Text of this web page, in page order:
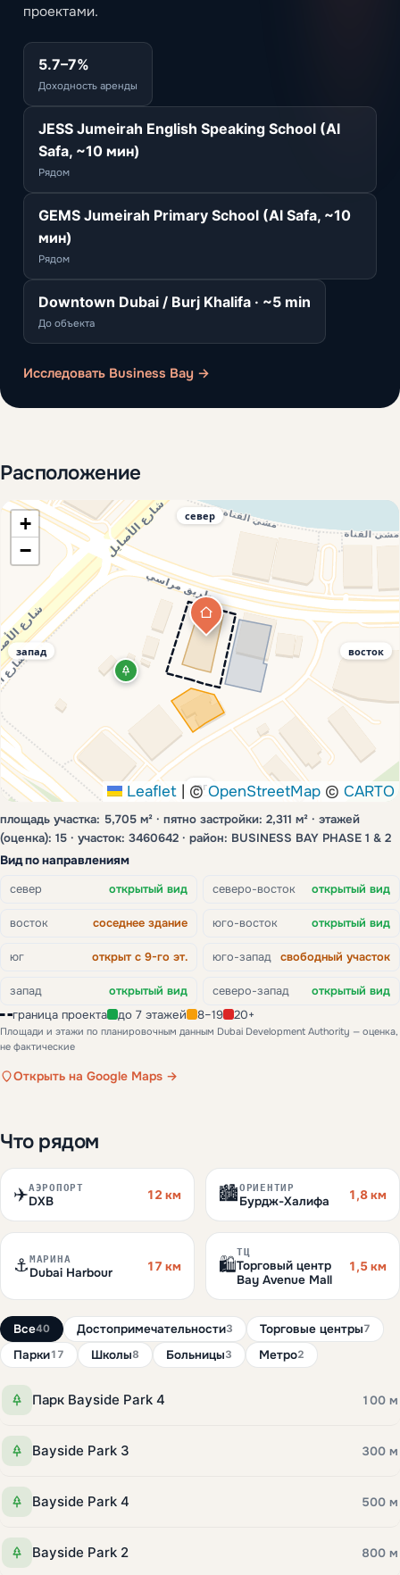
проектами.
5.7–7%
Доходность аренды
JESS Jumeirah English Speaking School (Al
Safa, ~10 мин)
Рядом
GEMS Jumeirah Primary School (Al Safa, ~10
мин)
Рядом
Downtown Dubai / Burj Khalifa · ~5 min
До объекта
Исследовать Business Bay →
Расположение
+
−
Leaflet | ©OpenStreetMap © CARTO
север
юг
восток
запад
площадь участка: 5,705 м² · пятно застройки: 2,311 м² · этажей
(оценка): 15 · участок: 3460642 · район: BUSINESS BAY PHASE 1 & 2
Вид по направлениям
север открытый вид северо-восток открытый вид
восток соседнее здание юго-восток открытый вид
юг открыт с 9-го эт. юго-запад свободный участок
запад открытый вид северо-запад открытый вид
граница проекта до 7 этажей 8–19 20+
Площади и этажи по планировочным данным Dubai Development Authority — оценка,
не фактические
Открыть на Google Maps →
Что рядом
✈️АЭРОПОРТ
DXB 12 км 🏙️ОРИЕНТИР
Бурдж-Халифа 1,8 км
⚓ МАРИНА
Dubai Harbour 17 км 🛍️
ТЦ
Торговый центр
Bay Avenue Mall
1,5 км
Все40 Достопримечательности3 Торговые центры7
Парки17 Школы8 Больницы3 Метро2
Парк Bayside Park 4 100 м
Bayside Park 3 300 м
Bayside Park 4 500 м
Bayside Park 2 800 м